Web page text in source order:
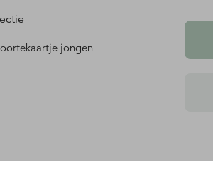
jongen